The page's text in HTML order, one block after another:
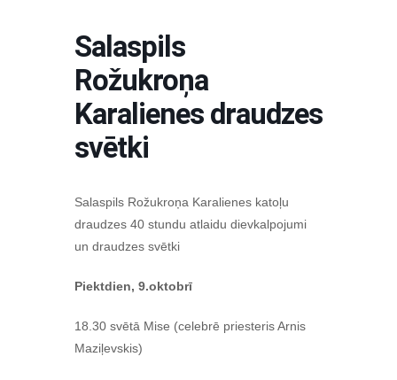
Salaspils
Rožukroņa
Karalienes draudzes
svētki
Salaspils Rožukroņa Karalienes katoļu
draudzes 40 stundu atlaidu dievkalpojumi
un draudzes svētki
Piektdien, 9.oktobrī
18.30 svētā Mise (celebrē priesteris Arnis
Maziļevskis)